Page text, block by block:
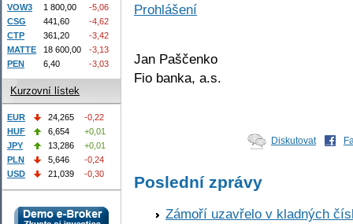
Prohlášení
Jan Paščenko
Fio banka, a.s.
Diskutovat
Poslední zprávy
Zámoří uzavřelo v kladných
VOW3 1 800,00
-5,06
CSG
441,60
-4,62
CTP
361,20
-3,42
MATTE
18 600,00
-3,13
PEN
6,40 -3,03
Kurzovní lístek
EUR 24,265
-0,22
HUF
6,654
+0,01
JPY
13,286
+0,01
PLN
5,646
-0,24
USD
21,039 -0,30